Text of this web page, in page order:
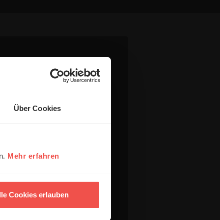
Über Cookies
Mehr erfahren
Cookies erlauben